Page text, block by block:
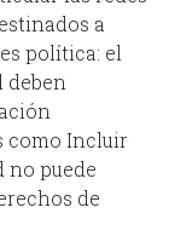
a
política: el
deben
como Incluir
no puede
de